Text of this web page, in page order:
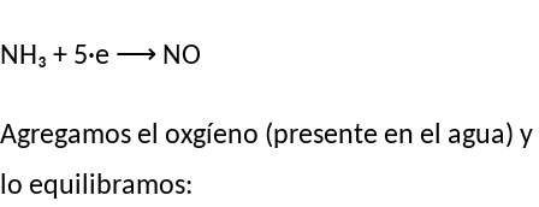
NH₃ + 5·e ⟶ NO
Agregamos el oxgíeno (presente en el agua) y
lo equilibramos: